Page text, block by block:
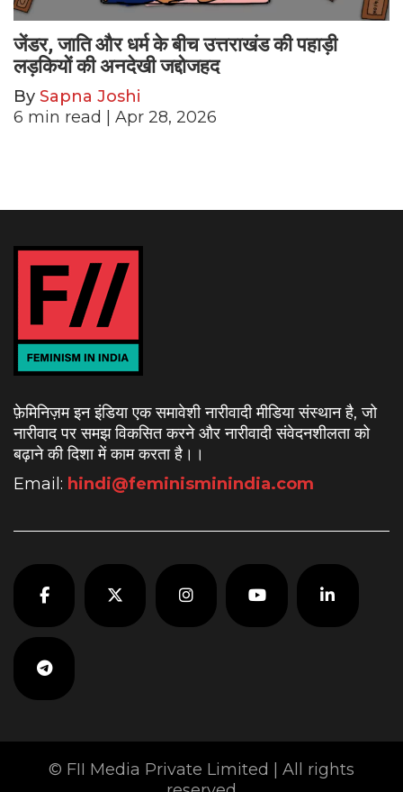
जेंडर, जाति और धर्म के बीच उत्तराखंड की पहाड़ी
लड़कियों की अनदेखी जद्दोजहद
By Sapna Joshi
6 min read | Apr 28, 2026
फ़ेमिनिज़म इन इंडिया एक समावेशी नारीवादी मीडिया संस्थान है, जो
नारीवाद पर समझ विकसित करने और नारीवादी संवेदनशीलता को
बढ़ाने की दिशा में काम करता है। ।
Email: hindi@feminisminindia.com
© FII Media Private Limited | All rights